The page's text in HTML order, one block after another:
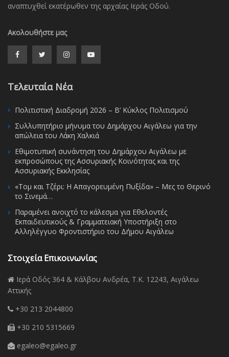
αναπτυχθεί εκατέρωθεν της αρχαίας Ιεράς Οδού.
Ακολουθήστε μας
Τελευταία Νέα
Πολιτιστική Διαδρομή 2026 – Β’ Κύκλος Πολιτισμού
Συλλυπητήριο μήνυμα του Δημάρχου Αιγάλεω για την
απώλεια του Λάκη Χαλκιά
Εθιμοτυπική συνάντηση του Δημάρχου Αιγάλεω με
εκπροσώπους της Ασσυριακής Κοινότητας και της
Ασσυριακής Εκκλησίας
«Τομ και Τζέρι: Η Απαγορευμένη Πυξίδα» – Μες το Θερινό
το Σινεμά…
Παραμένει ανοιχτό το κάλεσμα για Εθελοντές
Εκπαιδευτικούς & Γραμματειακή Υποστήριξη στο
Αλληλέγγυο Φροντιστήριο του Δήμου Αιγάλεω
Στοιχεία Επικοινωνίας
Ιερά Οδός 364 & Κάλβου Ανδρέα, Τ.Κ. 12243, Αιγάλεω
Αττικής
+30 213 2044800
+30 210 5315669
egaleo@egaleo.gr